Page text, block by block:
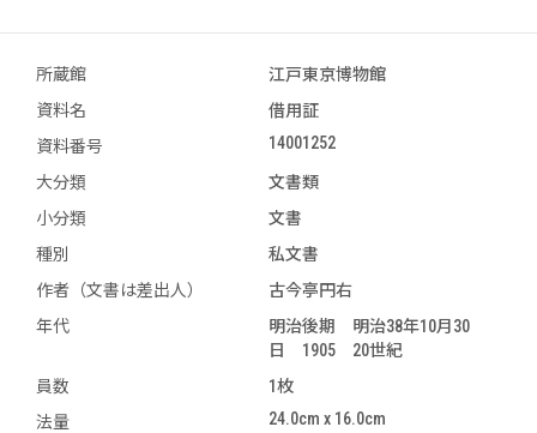
所蔵館
江戸東京博物館
資料名
借用証
資料番号
14001252
大分類
文書類
小分類
文書
種別
私文書
作者（文書は差出人）
古今亭円右
年代
明治後期 明治38年10月30
日 1905 20世紀
員数
1枚
法量
24.0cm x 16.0cm